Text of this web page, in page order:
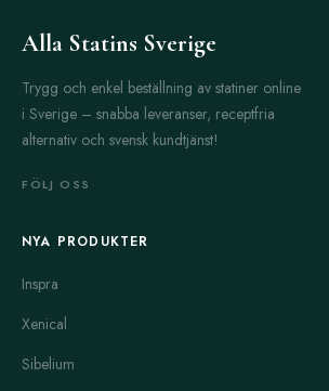
Alla Statins Sverige
Trygg och enkel beställning av statiner online
i Sverige – snabba leveranser, receptfria
alternativ och svensk kundtjänst!
FÖLJ OSS
NYA PRODUKTER
Inspra
Xenical
Sibelium